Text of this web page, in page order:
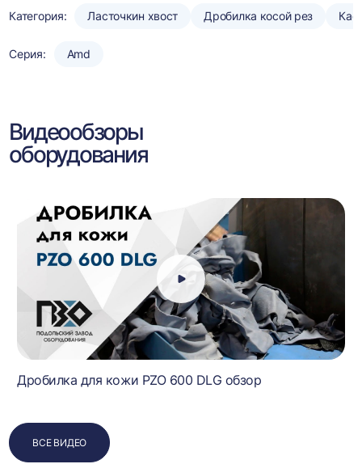
Категория: Ласточкин хвост Дробилка косой рез
Серия: Amd
Видеообзоры
оборудования
Дробилка для кожи PZO 600 DLG обзор
ВСЕ ВИДЕО